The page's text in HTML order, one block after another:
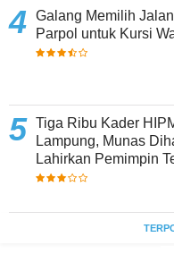
Galang Memilih
Parpol untuk Kursi
Tiga Ribu Kader
Lampung, Munas
Lahirkan Pemimpin